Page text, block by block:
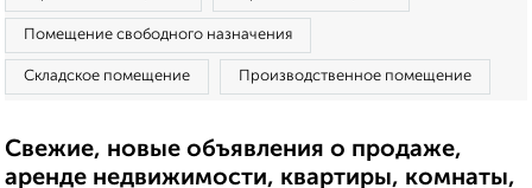
Помещение свободного назначения
Складское помещение Производственное помещение
Свежие, новые объявления о продаже,
аренде недвижимости, квартиры, комнаты,